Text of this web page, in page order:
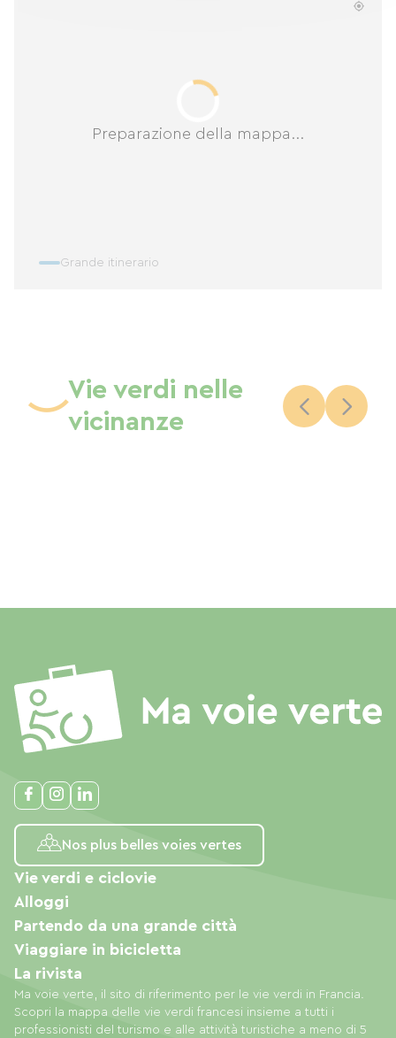
Preparazione della mappa...
Grande itinerario
Vie verdi nelle
vicinanze
Nos plus belles voies vertes
Ma voie verte, il sito di riferimento per le vie verdi in Francia.
Scopri la mappa delle vie verdi francesi insieme a tutti i
professionisti del turismo e alle attività turistiche a meno di 5
Vie verdi e ciclovie
Alloggi
Partendo da una grande città
Viaggiare in bicicletta
La rivista